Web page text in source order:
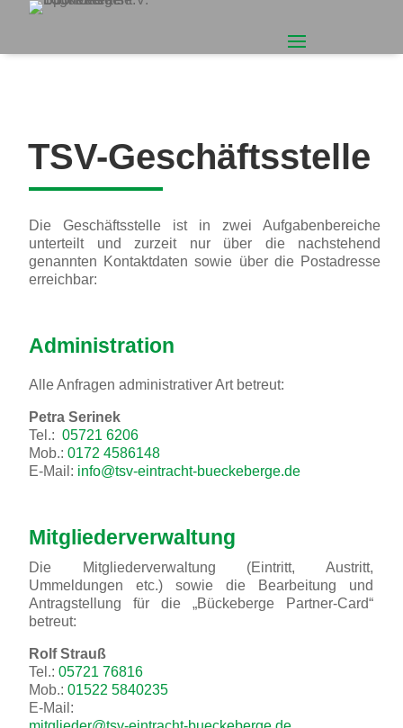
TSV-Geschäftsstelle
Die Geschäftsstelle ist in zwei Aufgabenbereiche
unterteilt und zurzeit nur über die nachstehend
genannten Kontaktdaten sowie über die Postadresse
erreichbar:
Administration
Alle Anfragen administrativer Art betreut:
Petra Serinek
Tel.: 05721 6206
Mob.: 0172 4586148
E-Mail: info@tsv-eintracht-bueckeberge.de
Mitgliederverwaltung
Die Mitgliederverwaltung (Eintritt, Austritt,
Ummeldungen etc.) sowie die Bearbeitung und
Antragstellung für die „Bückeberge Partner-Card“
betreut:
Rolf Strauß
Tel.: 05721 76816
Mob.: 01522 5840235
E-Mail: